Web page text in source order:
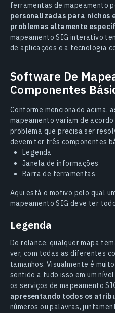
ferramentas de mapeamento
personalizadas para nichos
problemas altamente
mapeamento SIG interativo
de aplicações e a tecnologia
Software De
Componentes
Conforme mencionado acima,
mapeamento variam de
problema que precisa ser
devem ter três componentes
Legenda
Janela de informações
Barra de ferramentas
Aqui está o motivo pelo qual
mapeamento SIG deve ter
Legenda
De relance, qualquer mapa
ver, com todas as diferentes
tamanhos. Visualmente é
sentido a tudo isso em um
os serviços de mapeamento
apresentando todos os
números ou palavras,